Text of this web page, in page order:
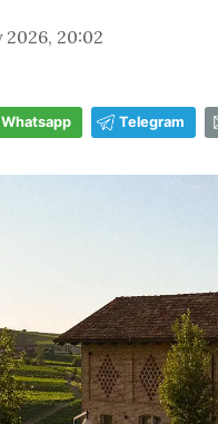
2026, 20:02
Whatsapp Telegram